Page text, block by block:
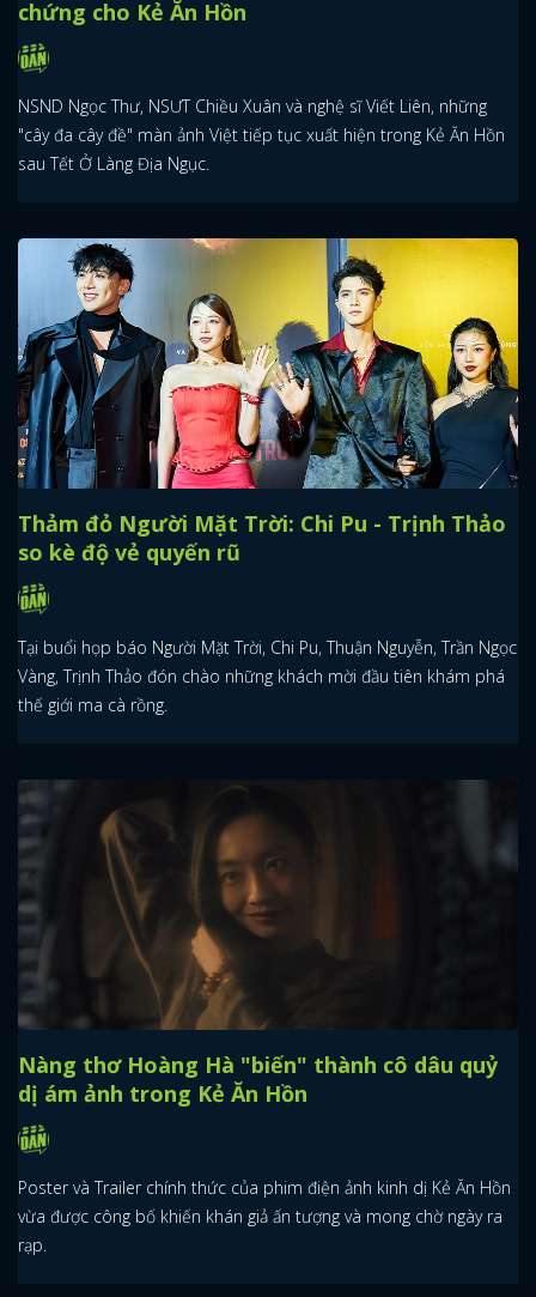
chứng cho Kẻ Ăn Hồn
NSND Ngọc Thư, NSƯT Chiều Xuân và nghệ sĩ Viết Liên, những
"cây đa cây đề" màn ảnh Việt tiếp tục xuất hiện trong Kẻ Ăn Hồn
sau Tết Ở Làng Địa Ngục.
Thảm đỏ Người Mặt Trời: Chi Pu - Trịnh Thảo
so kè độ vẻ quyến rũ
Tại buổi họp báo Người Mặt Trời, Chi Pu, Thuận Nguyễn, Trần Ngọc
Vàng, Trịnh Thảo đón chào những khách mời đầu tiên khám phá
thế giới ma cà rồng.
Nàng thơ Hoàng Hà "biến" thành cô dâu quỷ
dị ám ảnh trong Kẻ Ăn Hồn
Poster và Trailer chính thức của phim điện ảnh kinh dị Kẻ Ăn Hồn
vừa được công bố khiến khán giả ấn tượng và mong chờ ngày ra
rạp.